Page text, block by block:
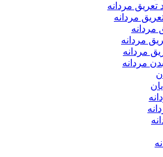
مردانه
مردانه
مردانه
مردانه
مردانه
مردانه